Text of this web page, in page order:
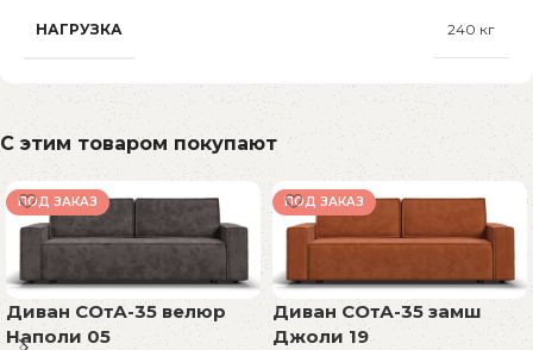
НАГРУЗКА 240 кг
С этим товаром покупают
ПОД ЗАКАЗ
Диван СОтА-35 велюр
Наполи 05
ПОД ЗАКАЗ
Диван СОтА-35 замш
Джоли 19